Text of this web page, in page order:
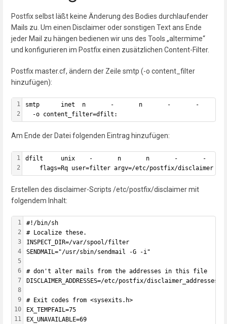
Postfix selbst läßt keine Änderung des Bodies durchlaufender
Mails zu. Um einen Disclaimer oder sonstigen Text ans Ende
jeder Mail zu hängen bedienen wir uns des Tools „altermime“
und konfigurieren im Postfix einen zusätzlichen Content-Filter.
Postfix master.cf, ändern der Zeile smtp (-o content_filter
hinzufügen):
1
2
smtp      inet  n       -       n       -       -
  -o content_filter=dfilt:
Am Ende der Datei folgenden Eintrag hinzufügen:
1
2
dfilt     unix    -       n       n       -       -
flags=Rq user=filter argv=/etc/postfix/disclaimer -
Erstellen des disclaimer-Scripts /etc/postfix/disclaimer mit
folgendem Inhalt:
1
2
3
4
5
6
7
8
9
10
11
#!/bin/sh
# Localize these.
INSPECT_DIR=/var/spool/filter
SENDMAIL="/usr/sbin/sendmail -G -i"
# don't alter mails from the addresses in this file
DISCLAIMER_ADDRESSES=/etc/postfix/disclaimer_addresses
# Exit codes from <sysexits.h>
EX_TEMPFAIL=75
EX_UNAVAILABLE=69